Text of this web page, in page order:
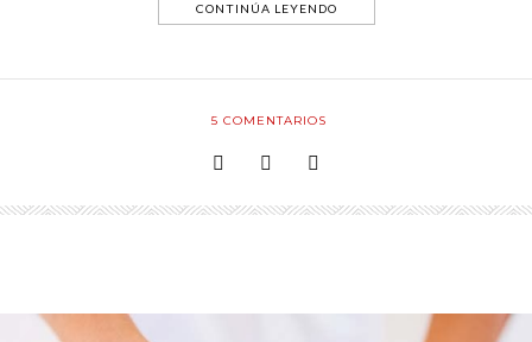
CONTINÚA LEYENDO
5 COMENTARIOS